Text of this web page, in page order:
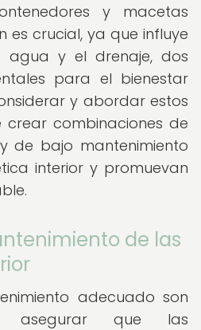
y macetas
crucial, ya que influye
agua y el drenaje, dos
para el bienestar
y abordar estos
crear combinaciones de
de bajo mantenimiento
interior y promuevan
de las
adecuado son
asegurar que las